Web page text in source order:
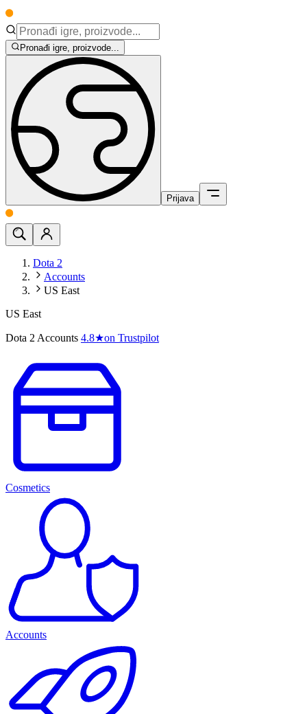
Pronađi igre, proizvode...
Prijava
Dota 2
Accounts
US East
US East
Dota 2 Accounts 4.8★on Trustpilot
Cosmetics
Accounts